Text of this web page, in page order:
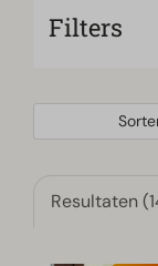
Filters
Resultaten